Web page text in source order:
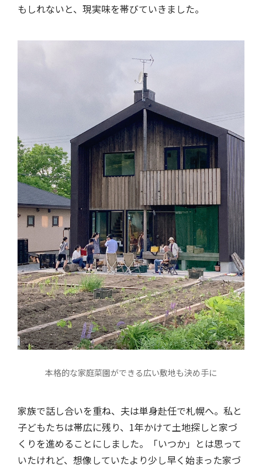
もしれないと、現実味を帯びていきました。
本格的な家庭菜園ができる広い敷地も決め手に
家族で話し合いを重ね、夫は単身赴任で札幌へ。私と
子どもたちは帯広に残り、1年かけて土地探しと家づ
くりを進めることにしました。「いつか」とは思って
いたけれど、想像していたより少し早く始まった家づ